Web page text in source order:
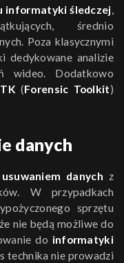
informatyki śledczej,
średnio
Poza klasycznymi
dedykowane analizie
wideo. Dodatkowo
(Forensic Toolkit)
danych
danych z
W przypadkach
sprzętu
nie będą możliwe do
do informatyki
technika nie prowadzi